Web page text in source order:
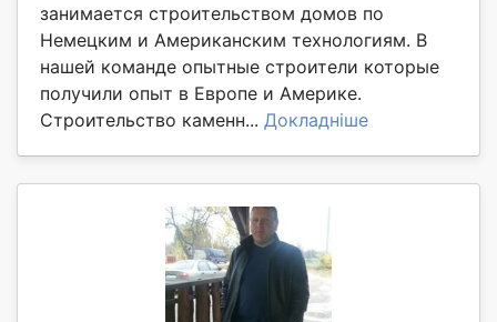
занимается строительством домов по
Немецким и Американским технологиям. В
нашей команде опытные строители которые
получили опыт в Европе и Америке.
Строительство каменн... Докладніше